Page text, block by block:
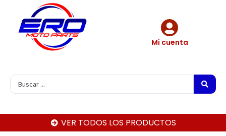
Mi cuenta
VER TODOS LOS PRODUCTOS